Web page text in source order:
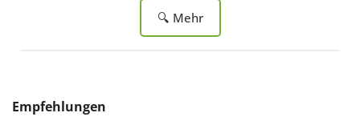
🔍 Mehr
Produktgalerie überspringen
Empfehlungen